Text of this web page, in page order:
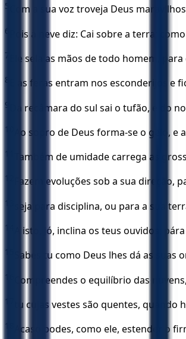
5 Com a sua voz troveja Deus
6 Pois à neve diz: Cai sobre a terra;
7 Ele sela as mãos de todo homem,
8 E as feras entram nos esconderijos e
9 Da recâmara do sul sai o tufão, e do
10 Ao sopro de Deus forma-se o gelo, e
11 Também de umidade carrega as
12 Fazem evoluções sob a sua
13 seja para disciplina, ou para a sua
14 A isto, Jó, inclina os teus ouvidos;
15 Sabes tu como Deus lhes dá as
16 Compreendes o equilíbrio das
17 tu cujas vestes são quentes,
18 Acaso podes, como ele, estender o